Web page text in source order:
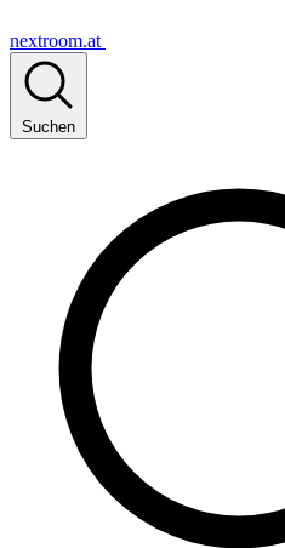
nextroom.at
Suchen